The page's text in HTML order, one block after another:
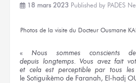
18 mars 2023 Published by PADES
Photos de la visite du Docteur Ousmane
« Nous sommes conscients
depuis longtemps. Vous avezfait
et cela est perceptible par tous
le Sotiguikèmo de Faranah, El-hadj